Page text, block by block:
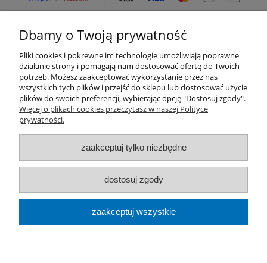
Moje konto
Płatności i dostawa
Informacje
Kategorie produktów
Zamówienia telefoniczne
od pon. do pt. 8:00 - 16:00
666 669 241
Usługi podnośnikami koszowymi509 668
Dbamy o Twoją prywatność
Pliki cookies i pokrewne im technologie umożliwiają poprawne
działanie strony i pomagają nam dostosować ofertę do Twoich
potrzeb. Możesz zaakceptować wykorzystanie przez nas
wszystkich tych plików i przejść do sklepu lub dostosować użycie
plików do swoich preferencji, wybierając opcję "Dostosuj zgody".
Więcej o plikach cookies przeczytasz w naszej Polityce
prywatności.
zaakceptuj tylko niezbędne
dostosuj zgody
zaakceptuj wszystkie